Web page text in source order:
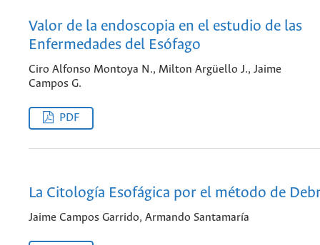
Valor de la endoscopia en el estudio de las
Enfermedades del Esófago
Ciro Alfonso Montoya N., Milton Argüello J., Jaime
Campos G.
PDF
La Citología Esofágica por el método de
Jaime Campos Garrido, Armando Santamaría